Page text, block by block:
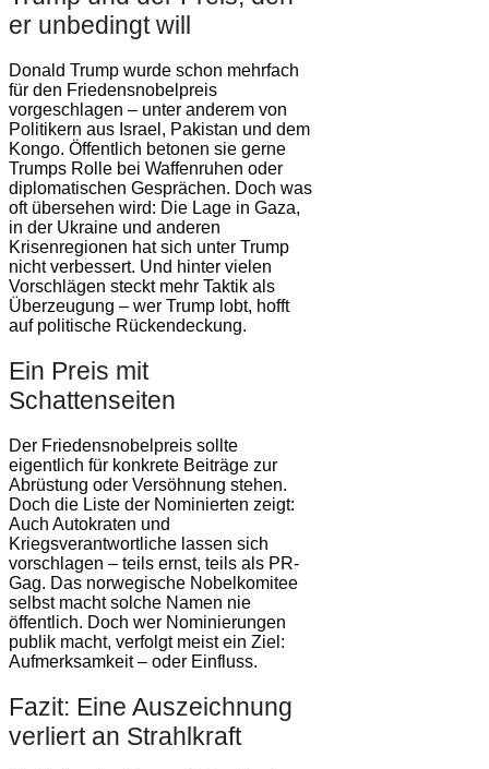
er unbedingt will
Donald Trump wurde schon mehrfach
für den Friedensnobelpreis
vorgeschlagen – unter anderem von
Politikern aus Israel, Pakistan und dem
Kongo. Öffentlich betonen sie gerne
Trumps Rolle bei Waffenruhen oder
diplomatischen Gesprächen. Doch was
oft übersehen wird: Die Lage in Gaza,
in der Ukraine und anderen
Krisenregionen hat sich unter Trump
nicht verbessert. Und hinter vielen
Vorschlägen steckt mehr Taktik als
Überzeugung – wer Trump lobt, hofft
auf politische Rückendeckung.
Ein Preis mit
Schattenseiten
Der Friedensnobelpreis sollte
eigentlich für konkrete Beiträge zur
Abrüstung oder Versöhnung stehen.
Doch die Liste der Nominierten zeigt:
Auch Autokraten und
Kriegsverantwortliche lassen sich
vorschlagen – teils ernst, teils als PR-
Gag. Das norwegische Nobelkomitee
selbst macht solche Namen nie
öffentlich. Doch wer Nominierungen
publik macht, verfolgt meist ein Ziel:
Aufmerksamkeit – oder Einfluss.
Fazit: Eine Auszeichnung
verliert an Strahlkraft